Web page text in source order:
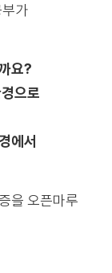
가
요?
으로
에서
을 오픈마루